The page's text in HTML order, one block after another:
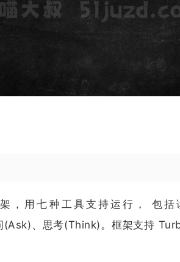
，用七种工具支持运行， 包
、思考(Think)。框架支持